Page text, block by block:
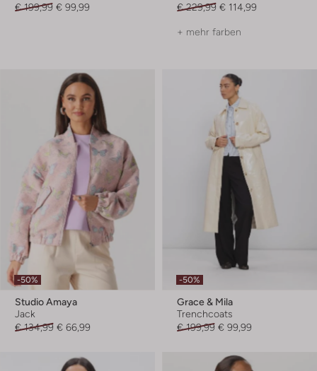
€ 199,99 € 99,99
€ 229,99 € 114,99
+ mehr farben
-50%
Studio Amaya
Jack
€ 134,99 € 66,99
-50%
Grace & Mila
Trenchcoats
€ 199,99 € 99,99